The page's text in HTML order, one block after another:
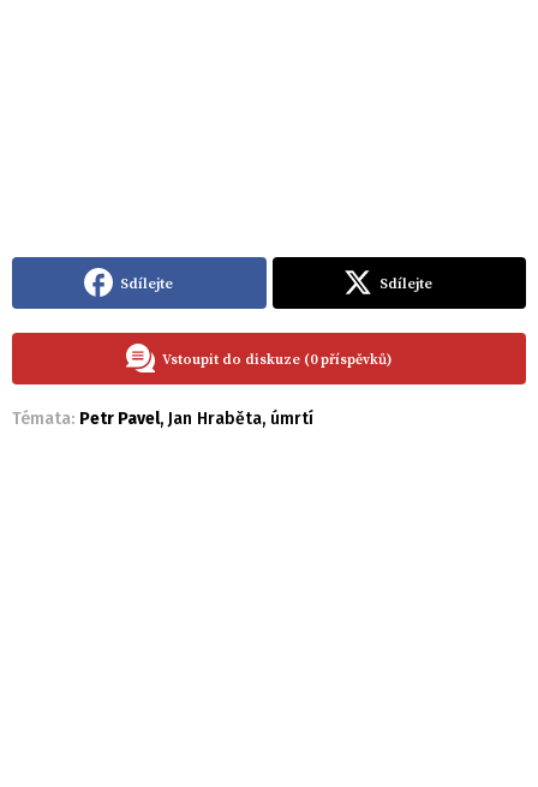
Sdílejte Sdílejte
Vstoupit do diskuze (0 příspěvků)
Témata: Petr Pavel, Jan Hraběta, úmrtí